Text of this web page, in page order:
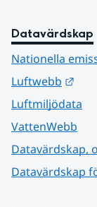
Datavärdskap
Nationella
Luftwebb
Luftmiljödata
VattenWebb
Datavärdskap,
Datavärdskap